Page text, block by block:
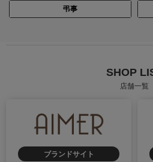
弔事
SHOP
店舗一覧
ブランドサイト